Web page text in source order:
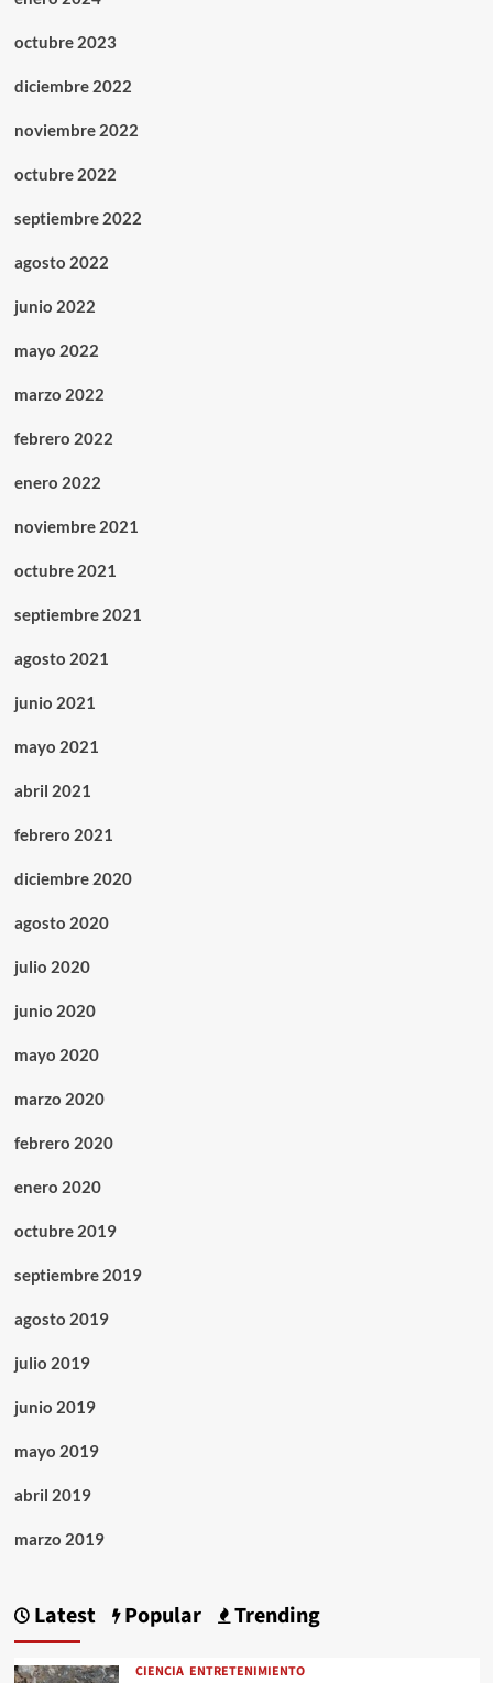
octubre 2023
diciembre 2022
noviembre 2022
octubre 2022
septiembre 2022
agosto 2022
junio 2022
mayo 2022
marzo 2022
febrero 2022
enero 2022
noviembre 2021
octubre 2021
septiembre 2021
agosto 2021
junio 2021
mayo 2021
abril 2021
febrero 2021
diciembre 2020
agosto 2020
julio 2020
junio 2020
mayo 2020
marzo 2020
febrero 2020
enero 2020
octubre 2019
septiembre 2019
agosto 2019
julio 2019
junio 2019
mayo 2019
abril 2019
marzo 2019
Latest Popular Trending
CIENCIA ENTRETENIMIENTO